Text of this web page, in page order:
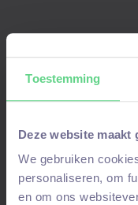
Toestemming
Deze website maakt
We gebruiken
personaliseren, om
en om ons
Aanmelden
Stuur ons een
eerder hebt